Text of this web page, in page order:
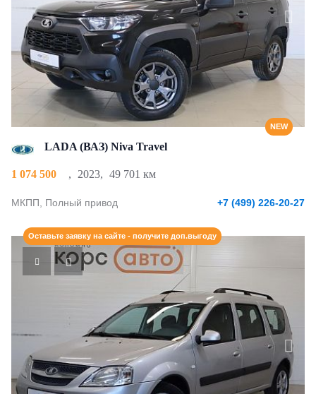
NEW
LADA (ВАЗ) Niva Travel
1 074 500 , 2023, 49 701 км
МКПП, Полный привод +7 (499) 226-20-27
Оставьте заявку на сайте - получите доп.выгоду